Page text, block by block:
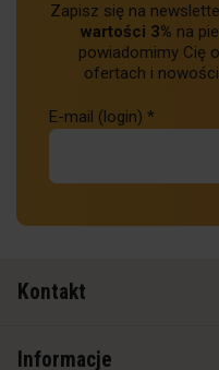
Zapisz się na
wartości 3% na
powiadomimy Cię
ofertach i
E-mail (login) *
Kontakt
Informacje